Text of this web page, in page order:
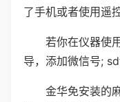
了手机或者使用遥控
若你在仪器使
导，添加微信号;
金华免安装的